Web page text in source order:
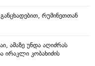
რუმინეთთან
ამაზე უნდა აღიძრას
ირაკლი კობახიძის